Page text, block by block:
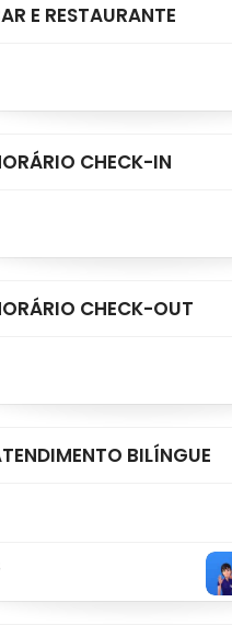
E RESTAURANTE
CHECK-IN
CHECK-OUT
BILÍNGUE